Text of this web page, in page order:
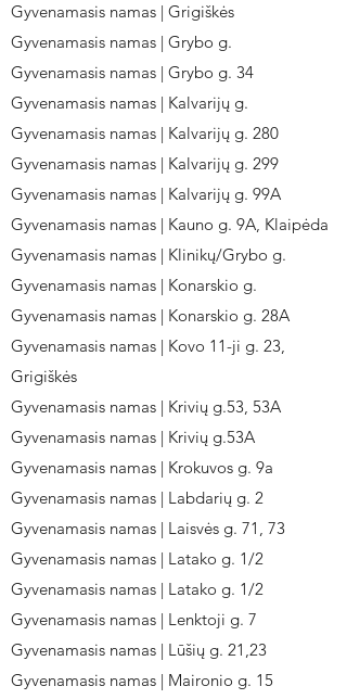
Gyvenamasis namas | Grigiškės
Gyvenamasis namas | Grybo g.
Gyvenamasis namas | Grybo g. 34
Gyvenamasis namas | Kalvarijų g.
Gyvenamasis namas | Kalvarijų g. 280
Gyvenamasis namas | Kalvarijų g. 299
Gyvenamasis namas | Kalvarijų g. 99A
Gyvenamasis namas | Kauno g. 9A, Klaipėda
Gyvenamasis namas | Klinikų/Grybo g.
Gyvenamasis namas | Konarskio g.
Gyvenamasis namas | Konarskio g. 28A
Gyvenamasis namas | Kovo 11-ji g. 23,
Grigiškės
Gyvenamasis namas | Krivių g.53, 53A
Gyvenamasis namas | Krivių g.53A
Gyvenamasis namas | Krokuvos g. 9a
Gyvenamasis namas | Labdarių g. 2
Gyvenamasis namas | Laisvės g. 71, 73
Gyvenamasis namas | Latako g. 1/2
Gyvenamasis namas | Latako g. 1/2
Gyvenamasis namas | Lenktoji g. 7
Gyvenamasis namas | Lūšių g. 21,23
Gyvenamasis namas | Maironio g. 15